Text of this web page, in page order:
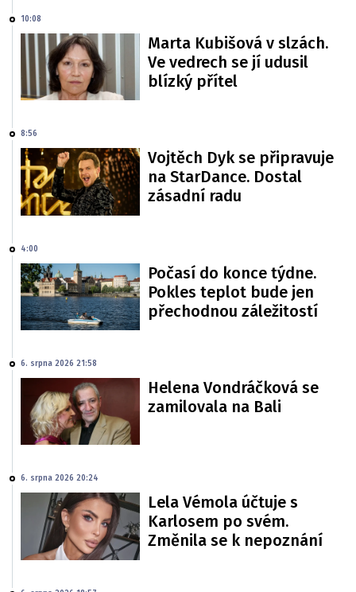
10:08
Marta Kubišová v slzách.
Ve vedrech se jí udusil
blízký přítel
8:56
Vojtěch Dyk se připravuje
na StarDance. Dostal
zásadní radu
4:00
Počasí do konce týdne.
Pokles teplot bude jen
přechodnou záležitostí
6. srpna 2026 21:58
Helena Vondráčková se
zamilovala na Bali
6. srpna 2026 20:24
Lela Vémola účtuje s
Karlosem po svém.
Změnila se k nepoznání